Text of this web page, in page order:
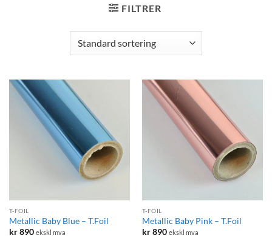
FILTRER
T-FOIL
Metallic Baby Blue – T.Foil
kr890 ekskl mva
T-FOIL
Metallic Baby Pink – T.Foil
kr890 ekskl mva